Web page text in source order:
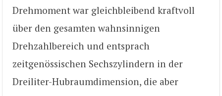
Drehmoment war gleichbleibend kraftvoll
über den gesamten wahnsinnigen
Drehzahlbereich und entsprach
zeitgenössischen Sechszylindern in der
Dreiliter-Hubraumdimension, die aber